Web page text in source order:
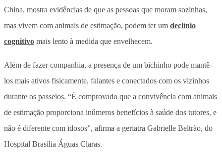
China, mostra evidências de que as pessoas que moram sozinhas,
mas vivem com animais de estimação, podem ter um declínio
cognitivo mais lento à medida que envelhecem.
Além de fazer companhia, a presença de um bichinho pode mantê-
los mais ativos fisicamente, falantes e conectados com os vizinhos
durante os passeios. “É comprovado que a convivência com animais
de estimação proporciona inúmeros benefícios à saúde dos tutores, e
não é diferente com idosos”, afirma a geriatra Gabrielle Beltrão, do
Hospital Brasília Águas Claras.